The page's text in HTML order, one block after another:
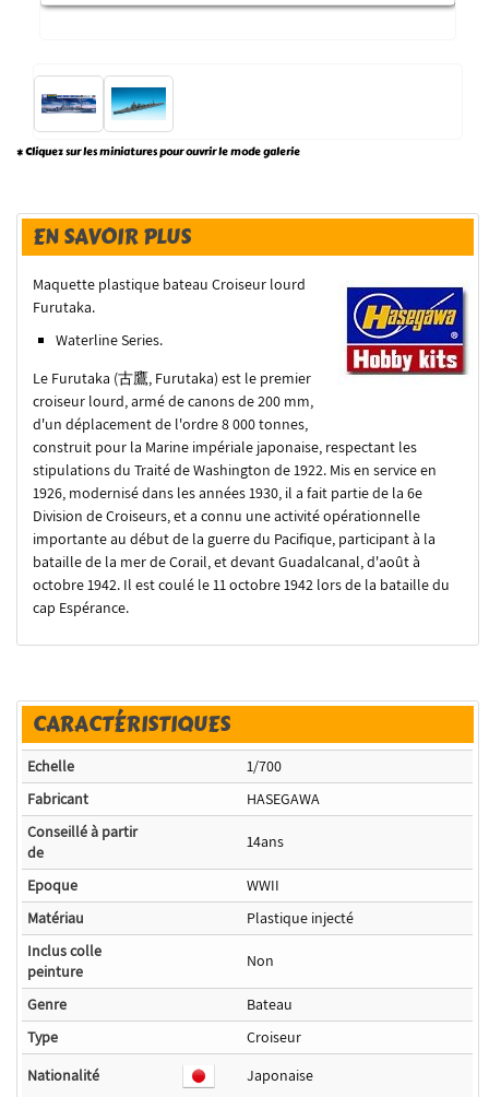
* Cliquez sur les miniatures pour ouvrir le mode galerie
EN SAVOIR PLUS
Maquette plastique bateau Croiseur lourd
Furutaka.
Waterline Series.
Le Furutaka (古鷹, Furutaka) est le premier
croiseur lourd, armé de canons de 200 mm,
d'un déplacement de l'ordre 8 000 tonnes,
construit pour la Marine impériale japonaise, respectant les
stipulations du Traité de Washington de 1922. Mis en service en
1926, modernisé dans les années 1930, il a fait partie de la 6e
Division de Croiseurs, et a connu une activité opérationnelle
importante au début de la guerre du Pacifique, participant à la
bataille de la mer de Corail, et devant Guadalcanal, d'août à
octobre 1942. Il est coulé le 11 octobre 1942 lors de la bataille du
cap Espérance.
CARACTÉRISTIQUES
Echelle
1/700
Fabricant
HASEGAWA
Conseillé à partir
de
14ans
Epoque
WWII
Matériau
Plastique injecté
Inclus colle
peinture
Non
Genre
Bateau
Type
Croiseur
Nationalité
Japonaise